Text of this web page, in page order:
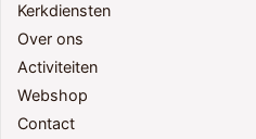
Kerkdiensten
Over ons
Activiteiten
Webshop
Contact